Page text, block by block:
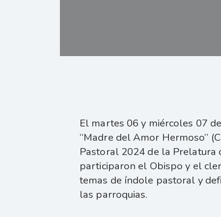
El martes 06 y miércoles 07
“Madre del Amor Hermoso”
Pastoral 2024 de la Prelatura
participaron el Obispo y el
temas de índole pastoral y
las parroquias.